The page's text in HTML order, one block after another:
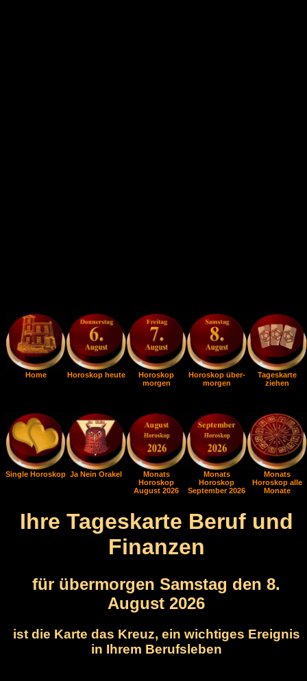
Home Horoskop heute
Horoskop
morgen
Horoskop über-
morgen
Tageskarte
ziehen
Single Horoskop Ja Nein Orakel
Monats
Horoskop
August 2026
Monats
Horoskop
September 2026
Monats
Horoskop alle
Monate
Ihre Tageskarte Beruf und
Finanzen
für übermorgen Samstag den 8.
August 2026
ist die Karte das Kreuz, ein wichtiges Ereignis
in Ihrem Berufsleben